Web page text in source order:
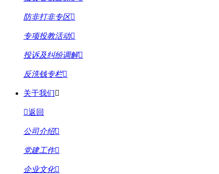
防非打非专区
专项投教活动
投诉及纠纷调解
反洗钱专栏
关于我们
返回
公司介绍
党建工作
企业文化